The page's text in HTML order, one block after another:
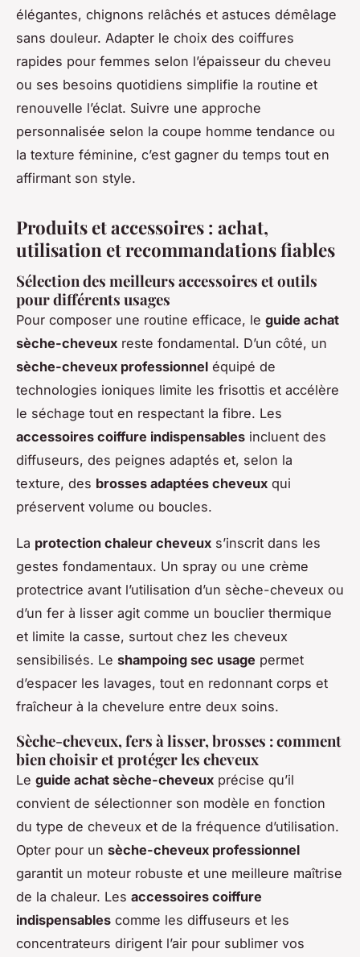
élégantes, chignons relâchés et astuces démêlage
sans douleur. Adapter le choix des coiffures
rapides pour femmes selon l’épaisseur du cheveu
ou ses besoins quotidiens simplifie la routine et
renouvelle l’éclat. Suivre une approche
personnalisée selon la coupe homme tendance ou
la texture féminine, c’est gagner du temps tout en
affirmant son style.
Produits et accessoires : achat,
utilisation et recommandations fiables
Sélection des meilleurs accessoires et outils
pour différents usages
Pour composer une routine efficace, le guide achat
sèche-cheveux reste fondamental. D’un côté, un
sèche-cheveux professionnel équipé de
technologies ioniques limite les frisottis et accélère
le séchage tout en respectant la fibre. Les
accessoires coiffure indispensables incluent des
diffuseurs, des peignes adaptés et, selon la
texture, des brosses adaptées cheveux qui
préservent volume ou boucles.
La protection chaleur cheveux s’inscrit dans les
gestes fondamentaux. Un spray ou une crème
protectrice avant l’utilisation d’un sèche-cheveux ou
d’un fer à lisser agit comme un bouclier thermique
et limite la casse, surtout chez les cheveux
sensibilisés. Le shampoing sec usage permet
d’espacer les lavages, tout en redonnant corps et
fraîcheur à la chevelure entre deux soins.
Sèche-cheveux, fers à lisser, brosses : comment
bien choisir et protéger les cheveux
Le guide achat sèche-cheveux précise qu’il
convient de sélectionner son modèle en fonction
du type de cheveux et de la fréquence d’utilisation.
Opter pour un sèche-cheveux professionnel
garantit un moteur robuste et une meilleure maîtrise
de la chaleur. Les accessoires coiffure
indispensables comme les diffuseurs et les
concentrateurs dirigent l’air pour sublimer vos